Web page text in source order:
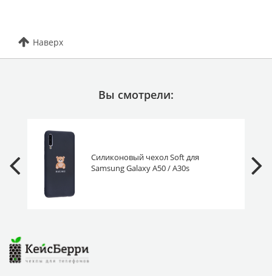
Наверх
Вы смотрели:
Силиконовый чехол Soft для
Samsung Galaxy A50 / A30s